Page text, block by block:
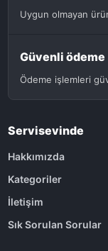
Uygun olmayan
Güvenli ödeme
Ödeme işlemleri
Servisevinde
Hakkımızda
Kategoriler
İletişim
Sık Sorulan Sorular